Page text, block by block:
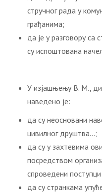
стручног рада у
грађанима;
да је у разговору са
су испоштована
У изјашњењу В. М.,
наведено је:
да су неосновани
цивилног друштва…;
да су у захтевима
посредством
спроведени
да су странкама